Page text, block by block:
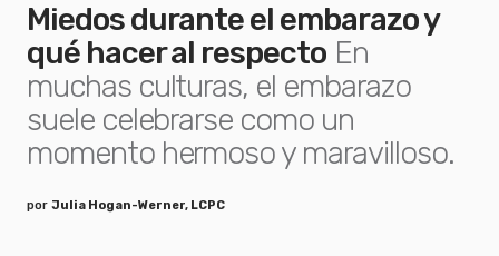
Miedos durante el embarazo y
qué hacer al respecto En
muchas culturas, el embarazo
suele celebrarse como un
momento hermoso y maravilloso.
por Julia Hogan-Werner, LCPC